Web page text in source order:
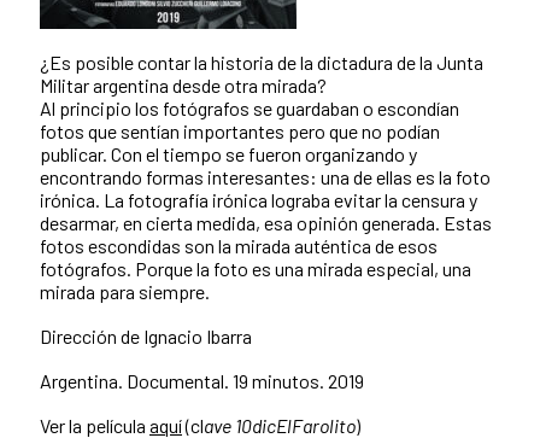
¿Es posible contar la historia de la dictadura de la Junta
Militar argentina desde otra mirada?
Al principio los fotógrafos se guardaban o escondían
fotos que sentían importantes pero que no podían
publicar. Con el tiempo se fueron organizando y
encontrando formas interesantes: una de ellas es la foto
irónica. La fotografía irónica lograba evitar la censura y
desarmar, en cierta medida, esa opinión generada. Estas
fotos escondidas son la mirada auténtica de esos
fotógrafos. Porque la foto es una mirada especial, una
mirada para siempre.
Dirección de Ignacio Ibarra
Argentina. Documental. 19 minutos. 2019
Ver la película aquí(clave 10dicElFarolito)